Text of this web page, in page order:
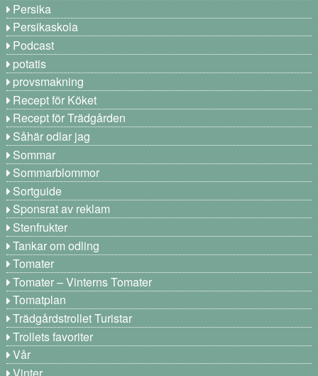
Persika
Persikaskola
Podcast
potatis
provsmakning
Recept för Köket
Recept för Trädgården
Såhär odlar jag
Sommar
Sommarblommor
Sortguide
Sponsrat av reklam
Stenfrukter
Tankar om odling
Tomater
Tomater – Vinterns Tomater
Tomatplan
Trädgårdstrollet Turistar
Trollets favoriter
Vår